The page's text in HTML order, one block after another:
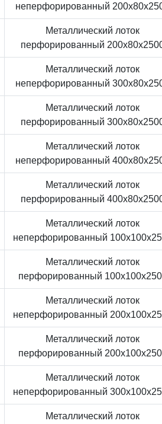
неперфорированный
Металлический лоток
перфорированный
Металлический лоток
неперфорированный
Металлический лоток
перфорированный
Металлический лоток
неперфорированный
Металлический лоток
перфорированный
Металлический лоток
неперфорированный
Металлический лоток
перфорированный
Металлический лоток
неперфорированный
Металлический лоток
перфорированный
Металлический лоток
неперфорированный
Металлический лоток